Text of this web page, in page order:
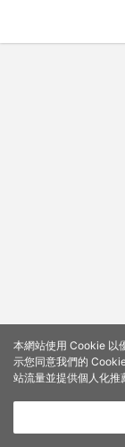
本網站使用 Cookie 以
示您同意我們的
站流量並提供個人化推